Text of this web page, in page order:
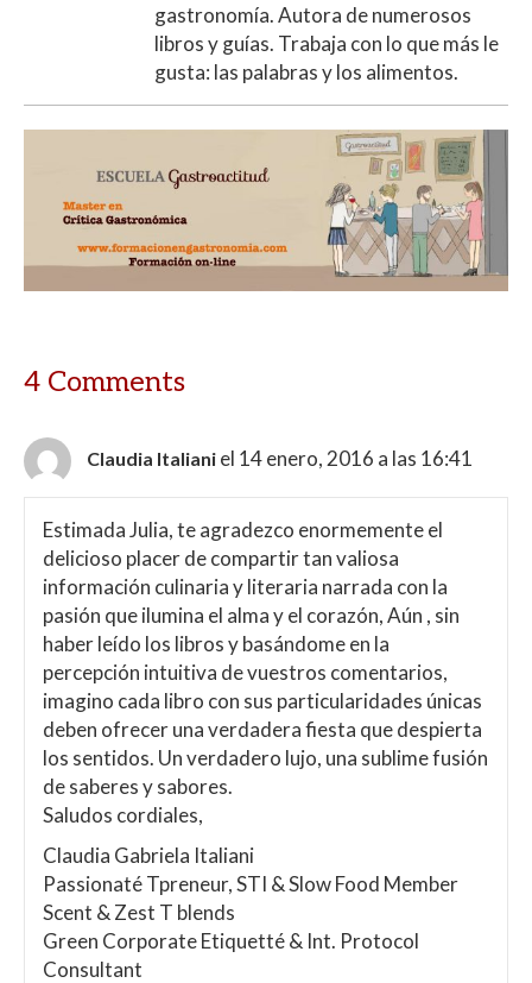
gastronomía. Autora de numerosos
libros y guías. Trabaja con lo que más le
gusta: las palabras y los alimentos.
4 Comments
Claudia Italiani el 14 enero, 2016 a las 16:41
Estimada Julia, te agradezco enormemente el
delicioso placer de compartir tan valiosa
información culinaria y literaria narrada con la
pasión que ilumina el alma y el corazón, Aún , sin
haber leído los libros y basándome en la
percepción intuitiva de vuestros comentarios,
imagino cada libro con sus particularidades únicas
deben ofrecer una verdadera fiesta que despierta
los sentidos. Un verdadero lujo, una sublime fusión
de saberes y sabores.
Saludos cordiales,
Claudia Gabriela Italiani
Passionaté Tpreneur, STI & Slow Food Member
Scent & Zest T blends
Green Corporate Etiquetté & Int. Protocol
Consultant